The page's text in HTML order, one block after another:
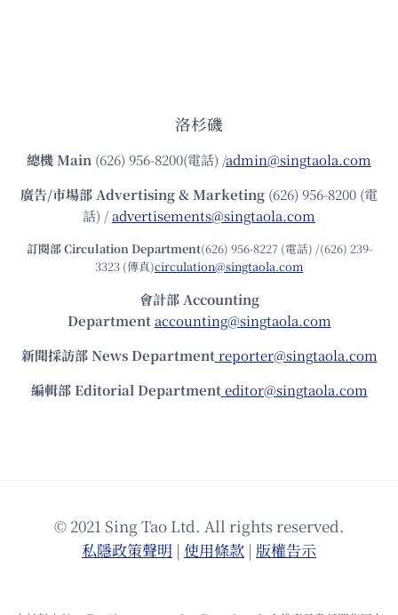
洛杉磯
總機Main (626) 956-8200(電話) /admin@singtaola.com
廣告/市場部Advertising & Marketing (626) 956-8200 (電
話) /advertisements@singtaola.com
訂閱部 Circulation Department(626) 956-8227 (電話) /(626) 239-
3323 (傳真)circulation@singtaola.com
會計部 Accounting
Department accounting@singtaola.com
新聞採訪部 News Department reporter@singtaola.com
編輯部 Editorial Department editor@singtaola.com
© 2021 Sing Tao Ltd. All rights reserved.
私隱政策聲明 | 使⽤條款 | 版權告⽰